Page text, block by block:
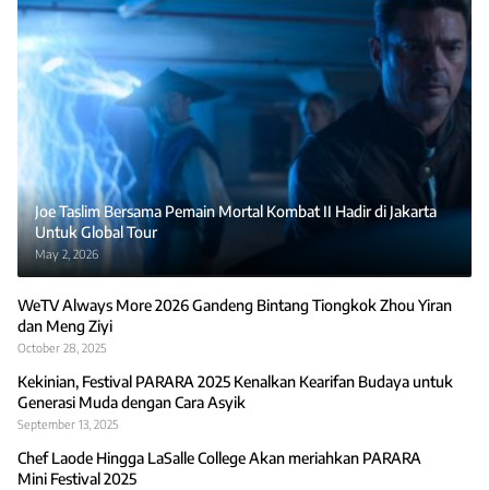
Joe Taslim Bersama Pemain Mortal Kombat II Hadir di Jakarta
Untuk Global Tour
May 2, 2026
WeTV Always More 2026 Gandeng Bintang Tiongkok Zhou Yiran
dan Meng Ziyi
October 28, 2025
Kekinian, Festival PARARA 2025 Kenalkan Kearifan Budaya untuk
Generasi Muda dengan Cara Asyik
September 13, 2025
Chef Laode Hingga LaSalle College Akan meriahkan PARARA
Mini Festival 2025